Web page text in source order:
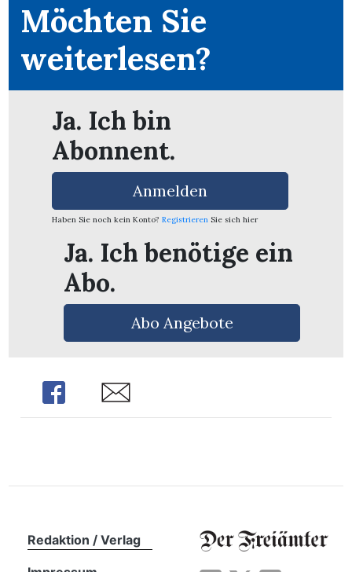
Möchten Sie
weiterlesen?
Ja. Ich bin
Abonnent.
Anmelden
Haben Sie noch kein Konto? Registrieren Sie sich hier
Ja. Ich benötige ein
Abo.
Abo Angebote
Share Share
Redaktion / Verlag